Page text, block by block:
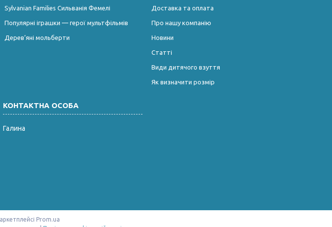
Sylvanian Families Сильванія Фемелі
Популярні іграшки — герої мультфільмів
Дерев’яні мольберти
Доставка та оплата
Про нашу компанію
Новини
Статті
Види дитячого взуття
Як визначити розмір
Галина
Prom.ua